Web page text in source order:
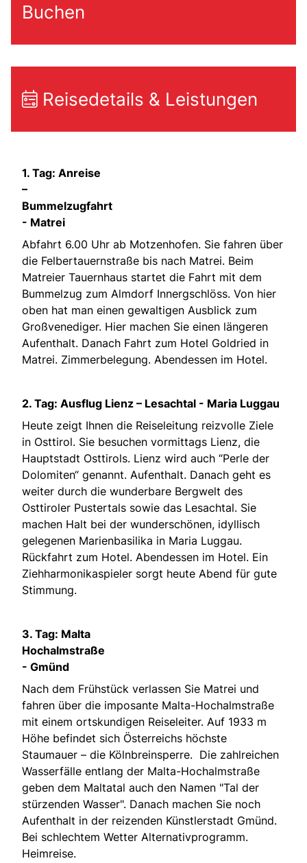
Buchen
Reisedetails & Leistungen
1. Tag: Anreise
–
Bummelzugfahrt
- Matrei
Abfahrt 6.00 Uhr ab Motzenhofen. Sie fahren über
die Felbertauernstraße bis nach Matrei. Beim
Matreier Tauernhaus startet die Fahrt mit dem
Bummelzug zum Almdorf Innergschlöss. Von hier
oben hat man einen gewaltigen Ausblick zum
Großvenediger. Hier machen Sie einen längeren
Aufenthalt. Danach Fahrt zum Hotel Goldried in
Matrei. Zimmerbelegung. Abendessen im Hotel.
2. Tag: Ausflug Lienz – Lesachtal - Maria Luggau
Heute zeigt Ihnen die Reiseleitung reizvolle Ziele
in Osttirol. Sie besuchen vormittags Lienz, die
Hauptstadt Osttirols. Lienz wird auch “Perle der
Dolomiten“ genannt. Aufenthalt. Danach geht es
weiter durch die wunderbare Bergwelt des
Osttiroler Pustertals sowie das Lesachtal. Sie
machen Halt bei der wunderschönen, idyllisch
gelegenen Marienbasilika in Maria Luggau.
Rückfahrt zum Hotel. Abendessen im Hotel. Ein
Ziehharmonikaspieler sorgt heute Abend für gute
Stimmung.
3. Tag: Malta
Hochalmstraße
- Gmünd
Nach dem Frühstück verlassen Sie Matrei und
fahren über die imposante Malta-Hochalmstraße
mit einem ortskundigen Reiseleiter. Auf 1933 m
Höhe befindet sich Österreichs höchste
Staumauer – die Kölnbreinsperre. Die zahlreichen
Wasserfälle entlang der Malta-Hochalmstraße
geben dem Maltatal auch den Namen "Tal der
stürzenden Wasser". Danach machen Sie noch
Aufenthalt in der reizenden Künstlerstadt Gmünd.
Bei schlechtem Wetter Alternativprogramm.
Heimreise.